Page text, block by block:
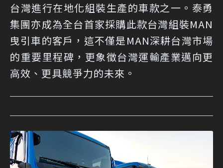
台灣進行在地化組裝生產的車款之一。泰勇
集團亦成為全台首家採購此款台灣組裝MAN
曳引車的客戶，這不僅是MAN深耕台灣市場
的重要里程碑，更象徵台灣運輸產業邁向更
高效、更具競爭力的未來。